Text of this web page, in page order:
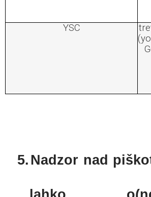
YSC
5. Nadzor nad